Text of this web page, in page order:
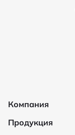
Компания
О компании
Продукция